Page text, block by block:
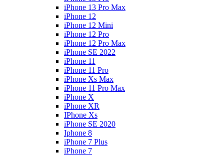
iPhone 13 Pro Max
iPhone 12
iPhone 12 Mini
iPhone 12 Pro
iPhone 12 Pro Max
iPhone SE 2022
iPhone 11
iPhone 11 Pro
iPhone Xs Max
iPhone 11 Pro Max
iPhone X
iPhone XR
IPhone Xs
iPhone SE 2020
Iphone 8
iPhone 7 Plus
iPhone 7